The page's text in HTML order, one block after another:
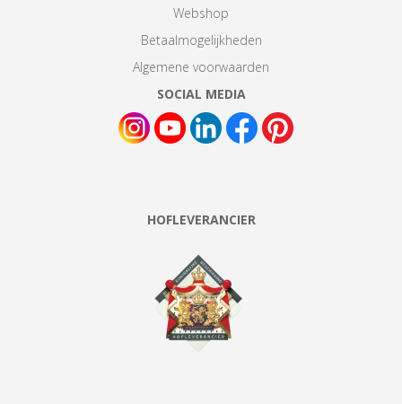
Webshop
Betaalmogelijkheden
Algemene voorwaarden
SOCIAL MEDIA
HOFLEVERANCIER